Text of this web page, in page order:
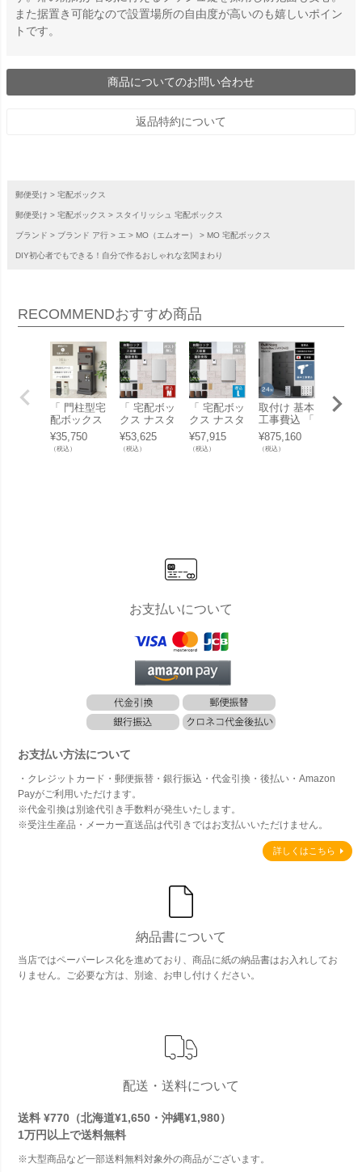
また据置き可能なので設置場所の自由度が高いのも嬉しいポイン
トです。
商品についてのお問い合わせ
返品特約について
郵便受け 宅配ボックス
郵便受け 宅配ボックス スタイリッシュ 宅配ボックス
ブランド ブランド ア行 エ MO（エムオー） MO 宅配ボックス
DIY初心者でもできる！自分で作るおしゃれな玄関まわり
RECOMMENDおすすめ商品
「 門柱型宅
配ボックス
付ポスト Mi
lo （ ミロ
） PBX-135
¥35,750
（税込）
「 宅配ボッ
クス ナスタ
ボックス+
Mサイズ 壁
埋込タイプ
¥53,625
（税込）
「 宅配ボッ
クス ナスタ
ボックス+
Lサイズ 壁
埋込タイプ
¥57,915
（税込）
取付け 基本
工事費込 「
ナスタ 宅配
ボックス 大
規模集合住
¥875,160
（税込）
「宅
お支払いについて
お支払い方法について
・クレジットカード・郵便振替・銀行振込・代金引換・後払い・Amazon
Payがご利用いただけます。
※代金引換は別途代引き手数料が発生いたします。
※受注生産品・メーカー直送品は代引きではお支払いいただけません。
詳しくはこちら
納品書について
当店ではペーパーレス化を進めており、商品に紙の納品書はお入れしてお
りません。ご必要な方は、別途、お申し付けください。
配送・送料について
送料 ¥770（北海道¥1,650・沖縄¥1,980）
1万円以上で送料無料
※大型商品など一部送料無料対象外の商品がございます。